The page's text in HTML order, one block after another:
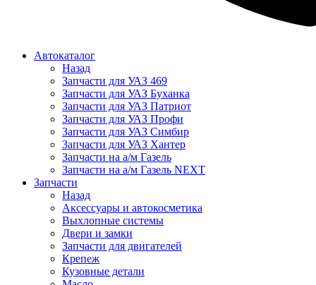
Автокаталог
Назад
Запчасти для УАЗ 469
Запчасти для УАЗ Буханка
Запчасти для УАЗ Патриот
Запчасти для УАЗ Профи
Запчасти для УАЗ Симбир
Запчасти для УАЗ Хантер
Запчасти на а/м Газель
Запчасти на а/м Газель NEXT
Запчасти
Назад
Аксессуары и автокосметика
Выхлопные системы
Двери и замки
Запчасти для двигателей
Крепеж
Кузовные детали